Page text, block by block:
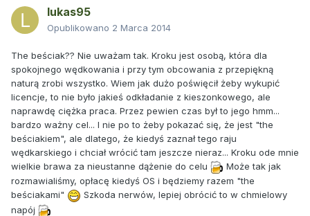
lukas95
Opublikowano 2 Marca 2014
The beściak?? Nie uważam tak. Kroku jest osobą, która dla
spokojnego wędkowania i przy tym obcowania z przepiękną
naturą zrobi wszystko. Wiem jak dużo poświęcił żeby wykupić
licencje, to nie było jakieś odkładanie z kieszonkowego, ale
naprawdę ciężka praca. Przez pewien czas był to jego hmm...
bardzo ważny cel... I nie po to żeby pokazać się, że jest "the
beściakiem", ale dlatego, że kiedyś zaznał tego raju
wędkarskiego i chciał wrócić tam jeszcze nieraz... Kroku ode mnie
wielkie brawa za nieustanne dążenie do celu
Może tak jak
rozmawialiśmy, opłacę kiedyś OS i będziemy razem "the
beściakami"
Szkoda nerwów, lepiej obrócić to w chmielowy
napój